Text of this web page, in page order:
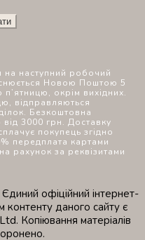
на наступний робочий
Новою Поштою 5
окрім вихідних.
відправляються
Безкоштовна
3000 грн. Доставку
покупець згідно
передплата картами
рахунок за реквізитами
офіційний інтернет-
даного сайту є
Копіювання матеріалів